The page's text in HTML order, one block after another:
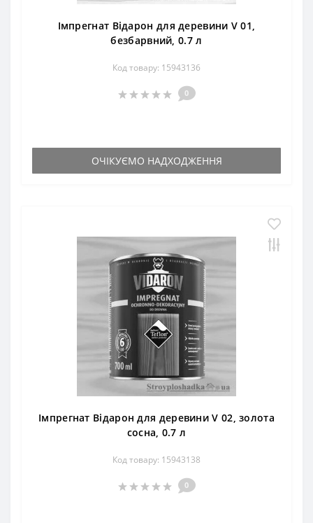
Імпрегнат Відарон для деревини V 01,
безбарвний, 0.7 л
Код товару: 15943136
0
ОЧІКУЄМО НАДХОДЖЕННЯ
Імпрегнат Відарон для деревини V 02, золота
сосна, 0.7 л
Код товару: 15943138
0